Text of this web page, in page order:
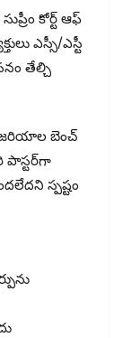
కోర్ట్ ఆఫ్
ఎస్సీ/ఎస్టీ
తేల్చి
బెంచ్
పాస్టర్‌గా
స్పష్టం